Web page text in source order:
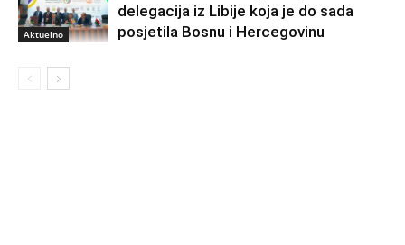
Aktuelno
delegacija iz Libije koja je do sada
posjetila Bosnu i Hercegovinu